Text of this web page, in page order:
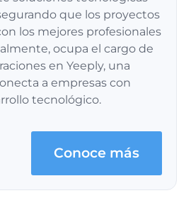
que los proyectos
los mejores profesionales
ocupa el cargo de
en Yeeply, una
a empresas con
tecnológico.
Conoce más